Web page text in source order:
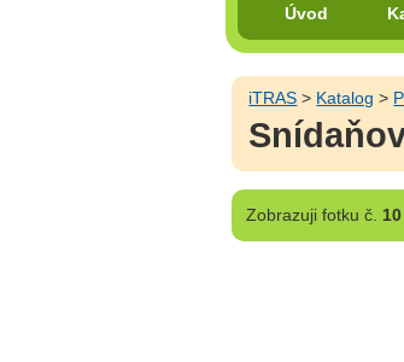
Úvod
iTRAS > Katalog >
Zobrazujifotku č. 10